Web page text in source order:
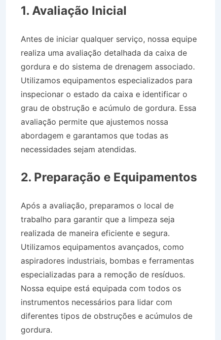
1. Avaliação Inicial
Antes de iniciar qualquer serviço, nossa equipe
realiza uma avaliação detalhada da caixa de
gordura e do sistema de drenagem associado.
Utilizamos equipamentos especializados para
inspecionar o estado da caixa e identificar o
grau de obstrução e acúmulo de gordura. Essa
avaliação permite que ajustemos nossa
abordagem e garantamos que todas as
necessidades sejam atendidas.
2. Preparação e Equipamentos
Após a avaliação, preparamos o local de
trabalho para garantir que a limpeza seja
realizada de maneira eficiente e segura.
Utilizamos equipamentos avançados, como
aspiradores industriais, bombas e ferramentas
especializadas para a remoção de resíduos.
Nossa equipe está equipada com todos os
instrumentos necessários para lidar com
diferentes tipos de obstruções e acúmulos de
gordura.